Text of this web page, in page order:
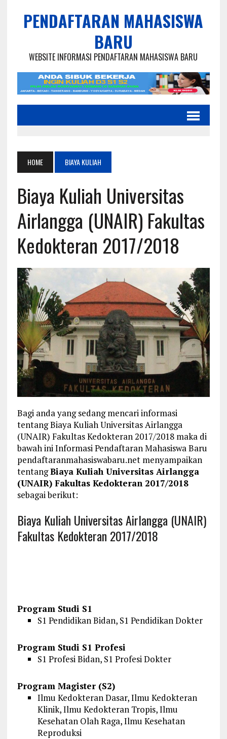
PENDAFTARAN MAHASISWA
BARU
WEBSITE INFORMASI PENDAFTARAN MAHASISWA BARU
HOME BIAYA KULIAH
Biaya Kuliah Universitas
Airlangga (UNAIR) Fakultas
Kedokteran 2017/2018
Bagi anda yang sedang mencari informasi
tentang Biaya Kuliah Universitas Airlangga
(UNAIR) Fakultas Kedokteran 2017/2018 maka di
bawah ini Informasi Pendaftaran Mahasiswa Baru
pendaftaranmahasiswabaru.net menyampaikan
tentangBiaya Kuliah Universitas Airlangga
(UNAIR) Fakultas Kedokteran 2017/2018
sebagai berikut:
Biaya Kuliah Universitas Airlangga (UNAIR)
Fakultas Kedokteran 2017/2018
Program Studi S1
S1 Pendidikan Bidan, S1 Pendidikan Dokter
Program Studi S1 Profesi
S1 Profesi Bidan, S1 Profesi Dokter
Program Magister (S2)
Ilmu Kedokteran Dasar, Ilmu Kedokteran
Klinik, Ilmu Kedokteran Tropis, Ilmu
Kesehatan Olah Raga, Ilmu Kesehatan
Reproduksi